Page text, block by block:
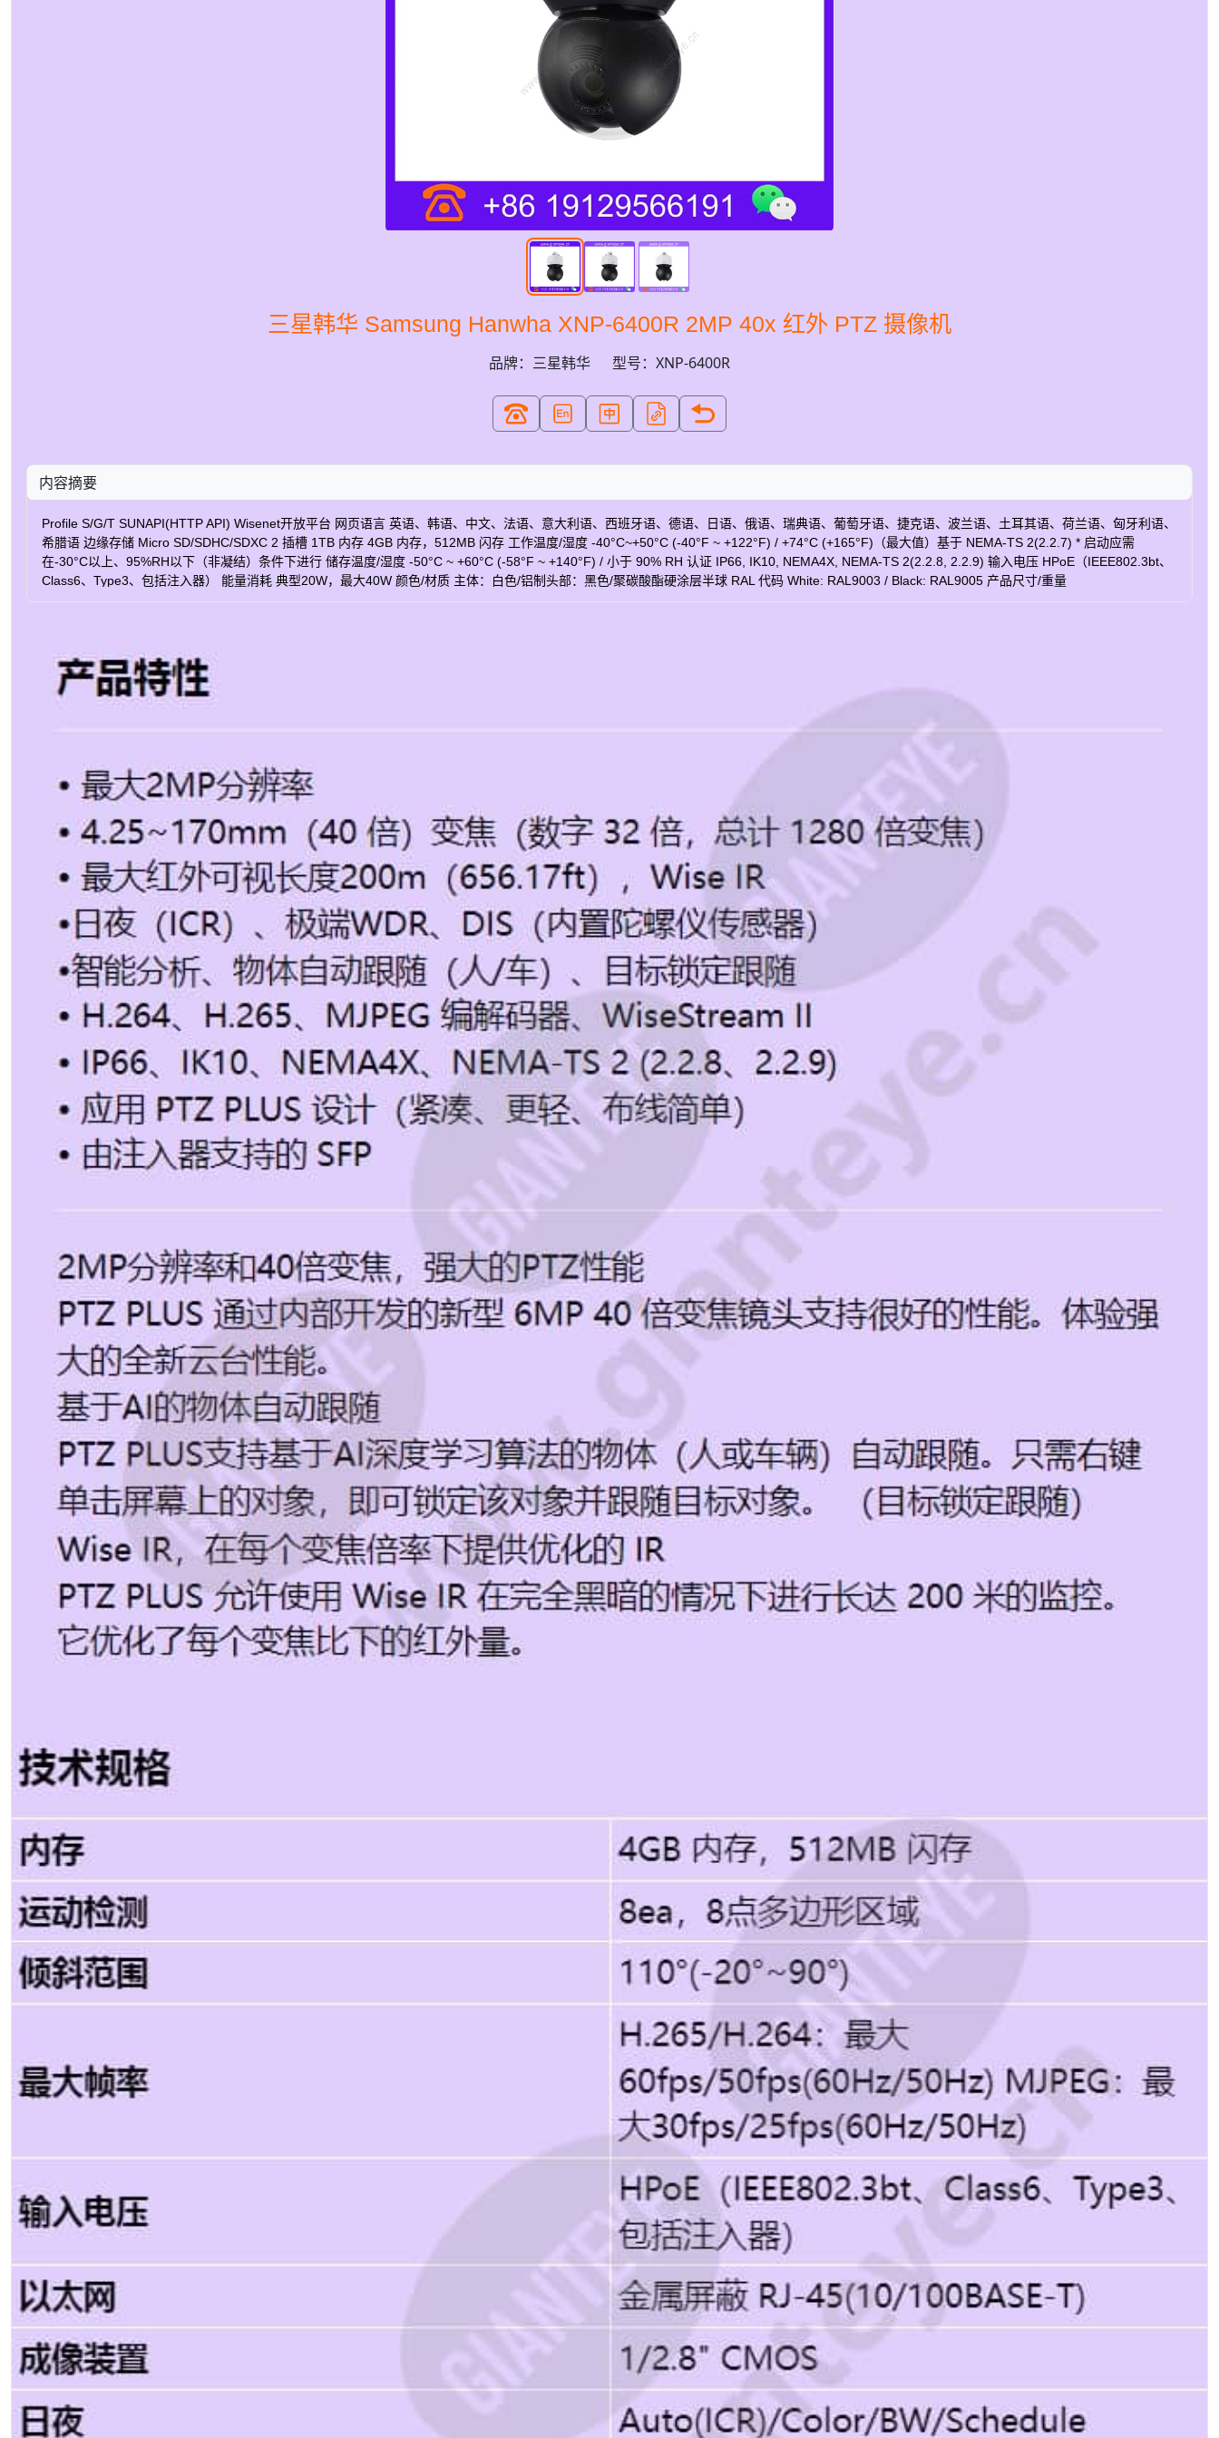
三星韩华 Samsung Hanwha XNP-6400R 2MP 40x 红外 PTZ 摄像机
品牌：三星韩华 型号：XNP-6400R
内容摘要
Profile S/G/T SUNAPI(HTTP API) Wisenet开放平台 网页语言 英语、韩语、中文、法语、意大利语、西班牙语、德语、日语、俄语、瑞典语、葡萄牙语、捷克语、波兰语、土耳其语、荷兰语、匈牙利语、
希腊语 边缘存储 Micro SD/SDHC/SDXC 2 插槽 1TB 内存 4GB 内存，512MB 闪存 工作温度/湿度 -40°C~+50°C (-40°F ~ +122°F) / +74°C (+165°F)（最大值）基于 NEMA-TS 2(2.2.7) * 启动应需
在-30°C以上、95%RH以下（非凝结）条件下进行 储存温度/湿度 -50°C ~ +60°C (-58°F ~ +140°F) / 小于 90% RH 认证 IP66, IK10, NEMA4X, NEMA-TS 2(2.2.8, 2.2.9) 输入电压 HPoE（IEEE802.3bt、
Class6、Type3、包括注入器） 能量消耗 典型20W，最大40W 颜色/材质 主体：白色/铝制头部：黑色/聚碳酸酯硬涂层半球 RAL 代码 White: RAL9003 / Black: RAL9005 产品尺寸/重量